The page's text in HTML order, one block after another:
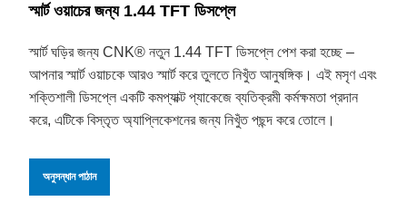
স্মার্ট ওয়াচের জন্য 1.44 TFT ডিসপ্লে
স্মার্ট ঘড়ির জন্য CNK® নতুন 1.44 TFT ডিসপ্লে পেশ করা হচ্ছে –
আপনার স্মার্ট ওয়াচকে আরও স্মার্ট করে তুলতে নিখুঁত আনুষঙ্গিক। এই মসৃণ এবং
শক্তিশালী ডিসপ্লে একটি কমপ্যাক্ট প্যাকেজে ব্যতিক্রমী কর্মক্ষমতা প্রদান
করে, এটিকে বিস্তৃত অ্যাপ্লিকেশনের জন্য নিখুঁত পছন্দ করে তোলে।
অনুসন্ধান পাঠান